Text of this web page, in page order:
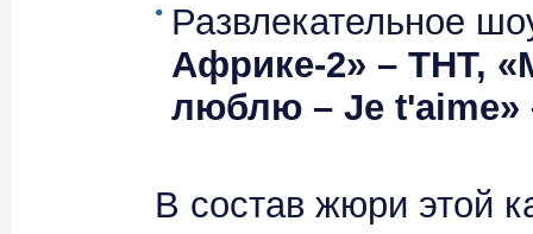
Развлекательное
Африке-2» – ТНТ,
люблю – Je t'aime»
В состав жюри этой